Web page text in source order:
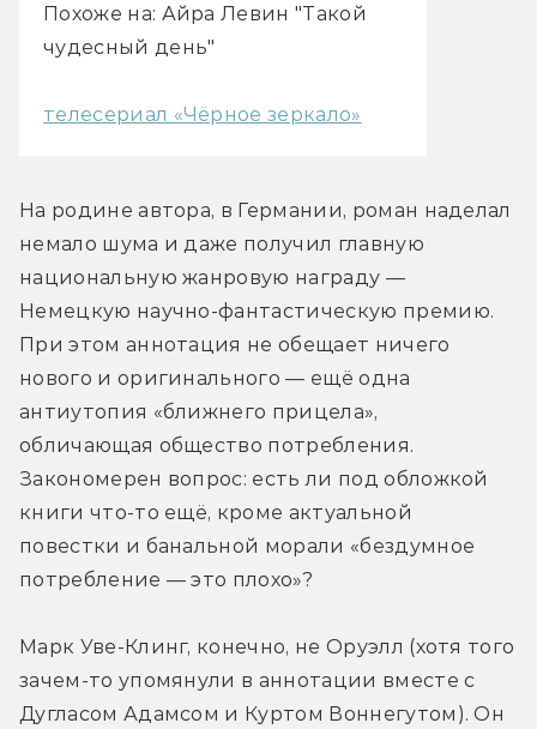
Похоже на: Айра Левин "Такой
чудесный день"
телесериал «Чёрное зеркало»
На родине автора, в Германии, роман наделал
немало шума и даже получил главную
национальную жанровую награду —
Немецкую научно-фантастическую премию.
При этом аннотация не обещает ничего
нового и оригинального — ещё одна
антиутопия «ближнего прицела»,
обличающая общество потребления.
Закономерен вопрос: есть ли под обложкой
книги что-то ещё, кроме актуальной
повестки и банальной морали «бездумное
потребление — это плохо»?
Марк Уве-Клинг, конечно, не Оруэлл (хотя того
зачем-то упомянули в аннотации вместе с
Дугласом Адамсом и Куртом Воннегутом). Он